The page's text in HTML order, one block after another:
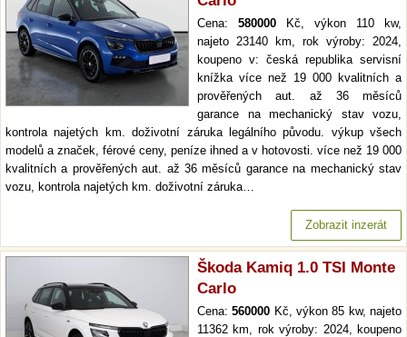
Cena: 580000 Kč, výkon 110 kw,
najeto 23140 km, rok výroby: 2024,
koupeno v: česká republika servisní
knížka více než 19 000 kvalitních a
prověřených aut. až 36 měsíců
garance na mechanický stav vozu,
kontrola najetých km. doživotní záruka legálního původu. výkup všech
modelů a značek, férové ceny, peníze ihned a v hotovosti. více než 19 000
kvalitních a prověřených aut. až 36 měsíců garance na mechanický stav
vozu, kontrola najetých km. doživotní záruka…
Zobrazit inzerát
Škoda Kamiq 1.0 TSI Monte
Carlo
Cena:560000 Kč, výkon 85 kw, najeto
11362 km, rok výroby: 2024, koupeno